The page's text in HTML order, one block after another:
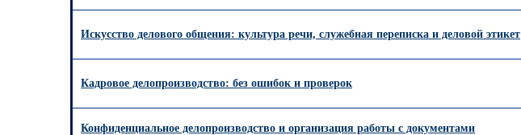
Искусство делового общения: культура речи, служебная переписка и деловой этикет
Кадровое делопроизводство: без ошибок и проверок
Конфиденциальное делопроизводство и организация работы с документами